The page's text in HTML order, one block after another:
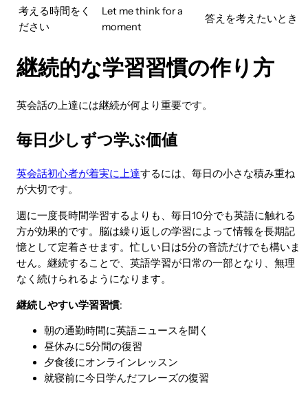
考える時間をく
ださい
Let me think for a
moment
答えを考えたいとき
継続的な学習習慣の作り方
英会話の上達には継続が何より重要です。
毎日少しずつ学ぶ価値
英会話初心者が着実に上達するには、毎日の小さな積み重ね
が大切です。
週に一度長時間学習するよりも、毎日10分でも英語に触れる
方が効果的です。脳は繰り返しの学習によって情報を長期記
憶として定着させます。忙しい日は5分の音読だけでも構いま
せん。継続することで、英語学習が日常の一部となり、無理
なく続けられるようになります。
継続しやすい学習習慣:
朝の通勤時間に英語ニュースを聞く
昼休みに5分間の復習
夕食後にオンラインレッスン
就寝前に今日学んだフレーズの復習